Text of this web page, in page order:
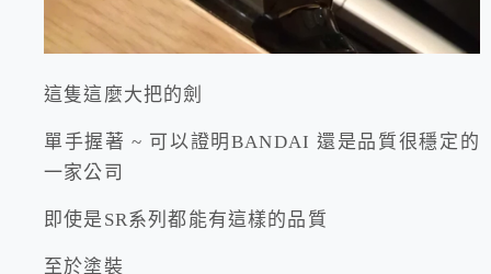
這隻這麼大把的劍
單手握著 ~ 可以證明BANDAI 還是品質很穩定的
一家公司
即使是SR系列都能有這樣的品質
至於塗裝